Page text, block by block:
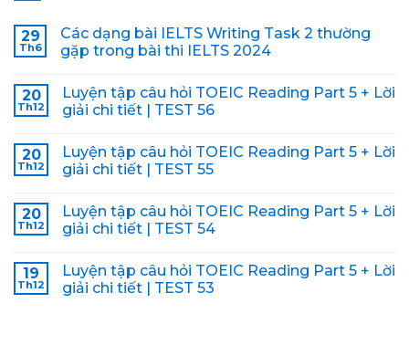
29
Th6
Các dạng bài IELTS Writing Task 2 thường
gặp trong bài thi IELTS 2024
20
Th12
Luyện tập câu hỏi TOEIC Reading Part 5 + Lời
giải chi tiết | TEST 56
20
Th12
Luyện tập câu hỏi TOEIC Reading Part 5 + Lời
giải chi tiết | TEST 55
20
Th12
Luyện tập câu hỏi TOEIC Reading Part 5 + Lời
giải chi tiết | TEST 54
19
Th12
Luyện tập câu hỏi TOEIC Reading Part 5 + Lời
giải chi tiết | TEST 53